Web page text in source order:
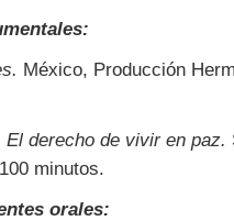
México, Producción
El derecho de vivir en paz.
minutos.
orales: